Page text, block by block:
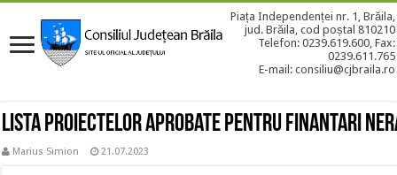
Piața Independenței nr. 1, Brăila,
jud. Brăila, cod poștal 810210
Telefon: 0239.619.600, Fax:
0239.611.765
E-mail: consiliu@cjbraila.ro
Lista proiectelor aprobate pentru finantari
Marius Simion 21.07.2023